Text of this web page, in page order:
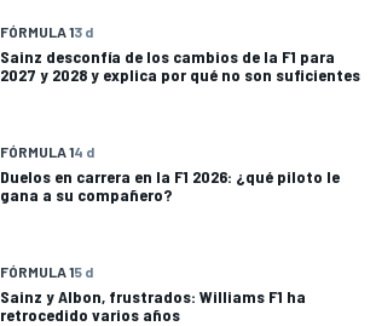
FÓRMULA 13 d
Sainz desconfía de los cambios de la F1 para
2027 y 2028 y explica por qué no son suficientes
FÓRMULA 14 d
Duelos en carrera en la F1 2026: ¿qué piloto le
gana a su compañero?
FÓRMULA 15 d
Sainz y Albon, frustrados: Williams F1 ha
retrocedido varios años